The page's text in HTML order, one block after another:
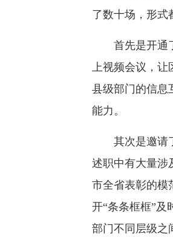
了数十场，形式
首先是开通了
上视频会议，让
县级部门的信息
能力。
其次是邀请了
述职中有大量涉
市全省表彰的模
开“条条框框”及
部门不同层级之